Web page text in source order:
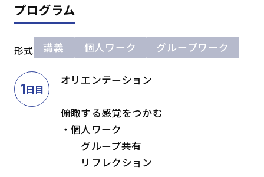
プログラム
形式 講義 個人ワーク グループワーク
1日目
オリエンテーション
俯瞰する感覚をつかむ
・個人ワーク
グループ共有
リフレクション